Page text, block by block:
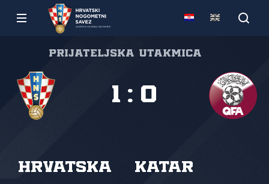
Prijateljska utakmica
Hrvatska Katar
1 : 0